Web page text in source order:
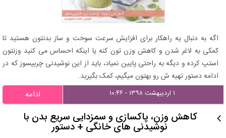
اگه به دنبال یه راهکار برای افزایش سرعت سوخت و ساز بدنتون هستید تا
کمکی به لاغر شدن و کاهش وزن تون کنه یا اینکه احساس می کنید وزنتون
استپ کرده و دیگه به راحتی پایین نمیاد، باید از این نوشیدنی چربیسوز که در
ادامه دستور تهیه ش رو بهتون میگیم، کمک بگیرید.
۱ اردیبهشت ۱۳۹۸ - ۱۰:۴۶ ادامه
کاهش وزن، پاکسازی و سمزدایی سریع بدن با
نوشیدنی های خانگی + دستور